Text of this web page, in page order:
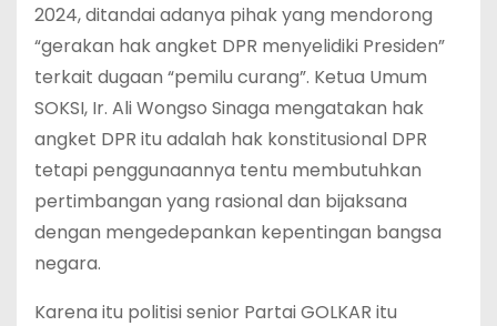
2024, ditandai adanya pihak yang mendorong
“gerakan hak angket DPR menyelidiki Presiden”
terkait dugaan “pemilu curang”. Ketua Umum
SOKSI, Ir. Ali Wongso Sinaga mengatakan hak
angket DPR itu adalah hak konstitusional DPR
tetapi penggunaannya tentu membutuhkan
pertimbangan yang rasional dan bijaksana
dengan mengedepankan kepentingan bangsa
negara.
Karena itu politisi senior Partai GOLKAR itu